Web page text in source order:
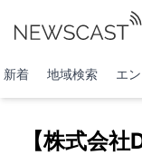
新着 地域検索 エ
【株式会